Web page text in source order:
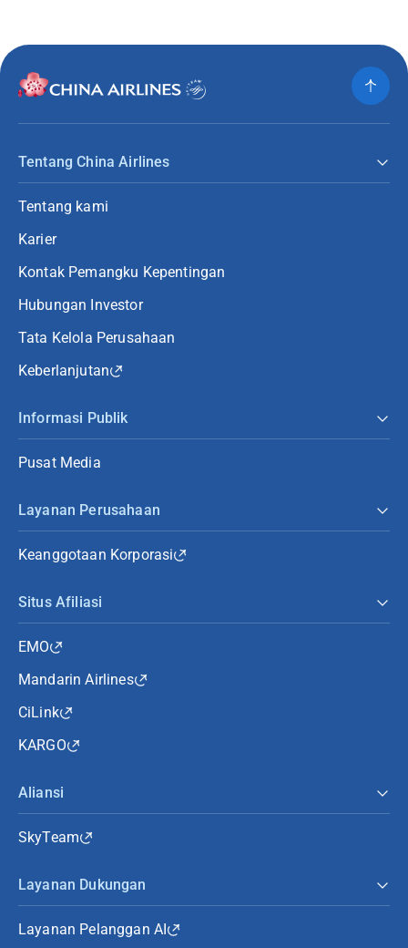
Tentang China Airlines
Tentang kami
Karier
Kontak Pemangku Kepentingan
Hubungan Investor
Tata Kelola Perusahaan
Keberlanjutan
Informasi Publik
Pusat Media
Layanan Perusahaan
Keanggotaan Korporasi
Situs Afiliasi
EMO
Mandarin Airlines
CiLink
KARGO
Aliansi
SkyTeam
Layanan Dukungan
Layanan Pelanggan AI